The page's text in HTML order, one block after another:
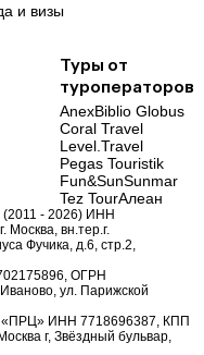
и визы
Туры от
туроператоров
AnexBiblio Globus
Coral Travel
Level.Travel
Pegas Touristik
Fun&SunSunmar
Tez TourАлеан
- 2026) ИНН
вн.тер.г.
Фучика, д.6, стр.2,
ОГРН
ул. Парижской
«ПРЦ» ИНН 7718696387, КПП
г, Звёздный бульвар,